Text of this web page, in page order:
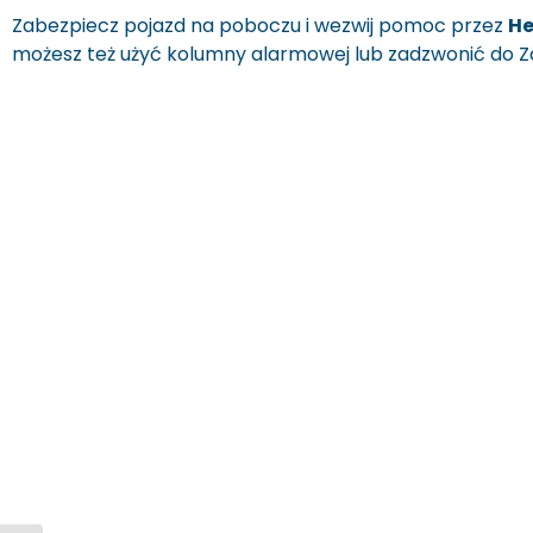
Zabezpiecz pojazd na poboczu i wezwij pomoc przez
możesz też użyć kolumny alarmowej lub zadzwonić do